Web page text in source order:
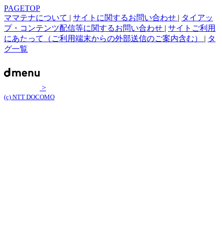
PAGETOP
ママテナについて | サイトに関するお問い合わせ | タイアッ
プ・コンテンツ配信等に関するお問い合わせ | サイトご利用
にあたって（ご利用端末からの外部送信のご案内含む） | タ
グ一覧
>
(c) NTT DOCOMO